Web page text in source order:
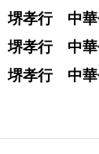
堺孝行 中華
堺孝行 中華
堺孝行 中華